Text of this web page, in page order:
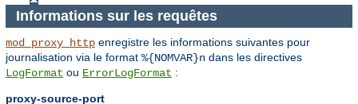
Informations sur les requêtes
mod_proxy_http enregistre les informations suivantes pour
journalisation via le format %{NOMVAR}n dans les directives
LogFormat ou ErrorLogFormat :
proxy-source-port